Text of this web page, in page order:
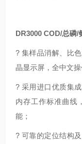
DR3000 COD/总磷/
? 集样品消解、比
晶显示屏，全中文操
? 采用进口优质集
内存工作标准曲线
能；
? 可靠的定位结构